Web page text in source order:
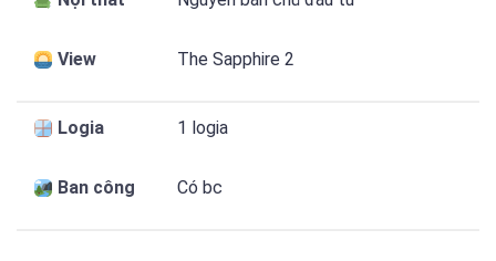
View The Sapphire 2
Logia 1 logia
Ban công Có bc